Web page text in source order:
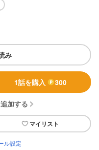
み
1話を購入 300
加する
マイリスト
ル設定